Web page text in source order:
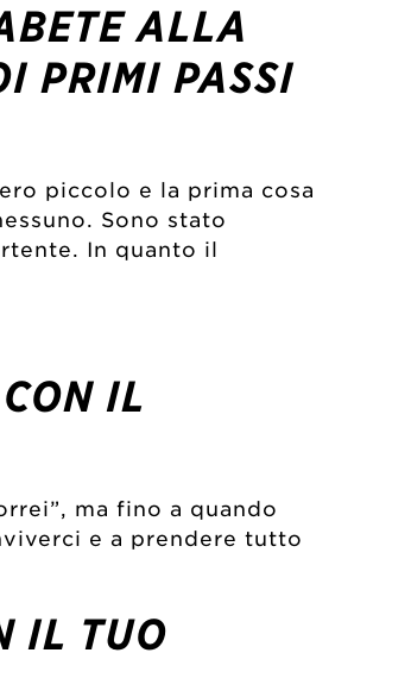
ALLA
PRIMI PASSI
piccolo e la prima cosa
Sono stato
In quanto il
IL
ma fino a quando
e a prendere tutto
IL TUO